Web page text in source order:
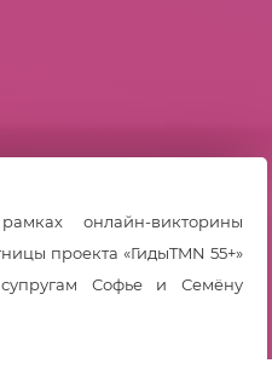
онлайн-викторины
проекта «ГидыTMN 55+»
Софье и Семёну